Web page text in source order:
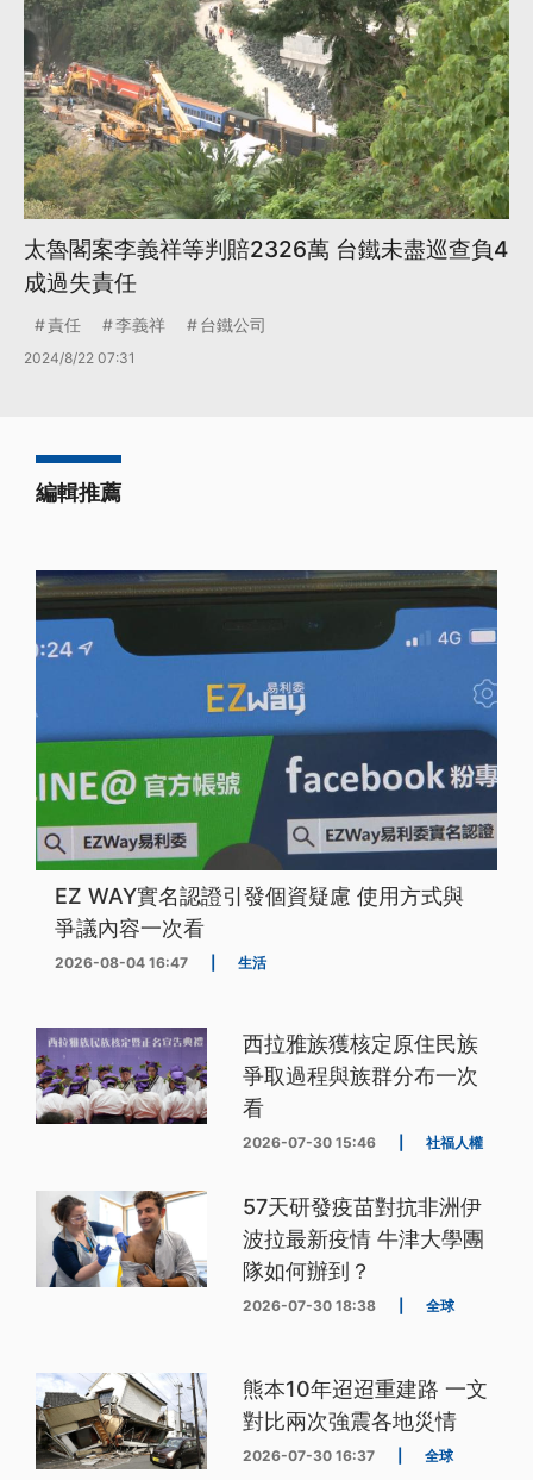
太魯閣案李義祥等判賠2326萬 台鐵未盡巡查負4
成過失責任
責任 李義祥 台鐵公司
2024/8/22 07:31
編輯推薦
EZ WAY實名認證引發個資疑慮 使用方式與
爭議內容一次看
2026-08-04 16:47 生活
西拉雅族獲核定原住民族
爭取過程與族群分布一次
看
2026-07-30 15:46 社福人權
57天研發疫苗對抗非洲伊
波拉最新疫情 牛津大學團
隊如何辦到？
2026-07-30 18:38 全球
熊本10年迢迢重建路 一文
對比兩次強震各地災情
2026-07-30 16:37 全球